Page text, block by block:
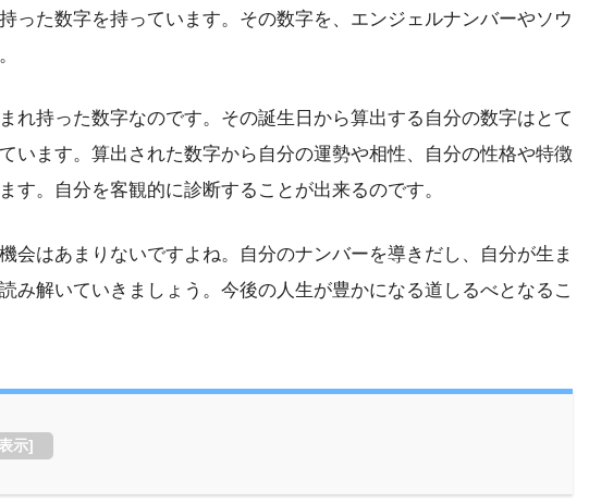
った数字を持っています。その数字を、エンジェルナンバーやソウ
れ持った数字なのです。その誕生日から算出する自分の数字はとて
います。算出された数字から自分の運勢や相性、自分の性格や特徴
す。自分を客観的に診断することが出来るのです。
会はあまりないですよね。自分のナンバーを導きだし、自分が生ま
み解いていきましょう。今後の人生が豊かになる道しるべとなるこ
示]